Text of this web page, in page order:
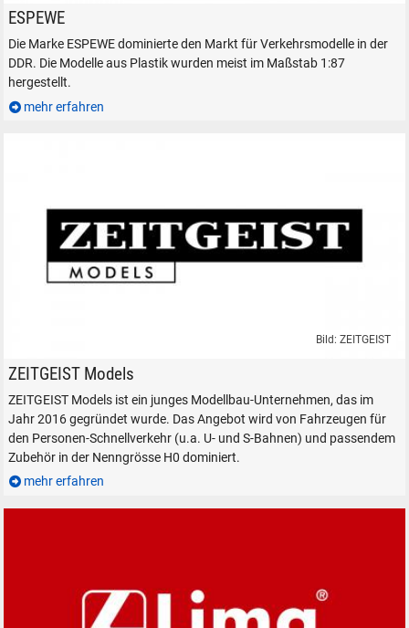
Das Modell eines IFA W50 in H0.
ESPEWE
Die Marke ESPEWE dominierte den Markt für Verkehrsmodelle in der
DDR. Die Modelle aus Plastik wurden meist im Maßstab 1:87
hergestellt.
mehr erfahren
ZEITGEIST Models Modelleisenbahnen H0 Bayerische Zugspitzbahn
Bild: ZEITGEIST
ZEITGEIST Models
ZEITGEIST Models ist ein junges Modellbau-Unternehmen, das im
Jahr 2016 gegründet wurde. Das Angebot wird von Fahrzeugen für
den Personen-Schnellverkehr (u.a. U- und S-Bahnen) und passendem
Zubehör in der Nenngrösse H0 dominiert.
mehr erfahren
SUCHEN
Durchsuchen
alles
Suche ...
suchen Abbrechen